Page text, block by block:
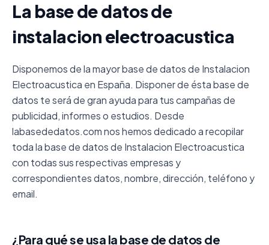
La base de datos de
instalacion electroacustica
Disponemos de la mayor base de datos de Instalacion
Electroacustica en España. Disponer de ésta base de
datos te será de gran ayuda para tus campañas de
publicidad, informes o estudios. Desde
labasededatos.com nos hemos dedicado a recopilar
toda la base de datos de Instalacion Electroacustica
con todas sus respectivas empresas y
correspondientes datos, nombre, dirección, teléfono y
email.
¿Para qué se usa la base de datos de